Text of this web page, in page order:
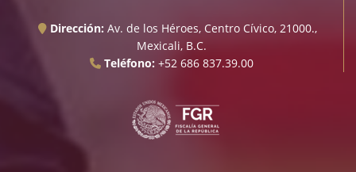
Dirección: Av. de los Héroes, Centro Cívico, 21000.,
Mexicali, B.C.
Teléfono: +52 686 837.39.00